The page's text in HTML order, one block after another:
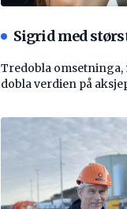
Sigrid med
Tredobla
dobla verdien på